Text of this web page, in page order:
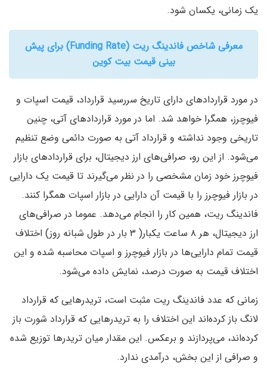
یک زمانی، یکسان شود.
معرفی شاخص فاندینگ ریت (Funding Rate) برای پیش
بینی قیمت بیت کوین
در مورد قراردادهای دارای تاریخ سررسید قرارداد، قیمت اسپات و
فیوچرز، همگرا خواهد شد. اما در مورد قراردادهای آتی، چنین
تاریخی وجود نداشته و قرارداد آتی به صورت دائمی وضع تنظیم
می‌شود. از این رو، صرافی‌های ارز دیجیتال، برای قراردادهای بازار
فیوچرز خود زمان مشخصی را در نظر می‌گیرند تا قیمت یک دارایی
در بازار فیوچرز را با قیمت آن دارایی در بازار اسپات همگرا کنند.
فاندینگ ریت، همین کار را انجام می‌دهد. عموما در صرافی‌های
ارز دیجیتال، هر ۸ ساعت یکبار( ۳ بار در طول شبانه روز) اختلاف
قیمت تمام دارایی‌ها در بازار فیوچرز و اسپات محاسبه شده و این
اختلاف قیمت به صورت درصد، نمایش داده می‌شود.
زمانی که عدد فاندینگ ریت مثبت است، تریدرهایی که قرارداد
لانگ باز کرده‌اند این اختلاف را به تریدرهایی که قرارداد شورت باز
کرده‌اند، می‌پردازند و برعکس. این مقدار میان تریدرها توزیع شده
و صرافی از این بخش، درآمدی ندارد.